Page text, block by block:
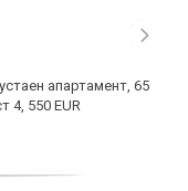
апартамент, 65
4, 550 EUR